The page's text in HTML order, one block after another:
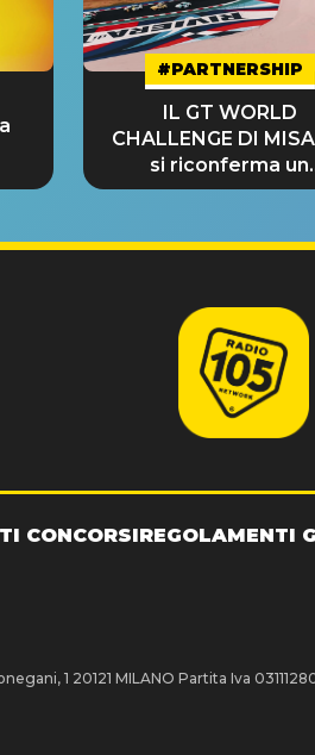
#PARTNERSHIP
IL GT WORLD
CHALLENGE DI
si riconferma un
GRANDE
CONCORSIREGOLAMENTI
1 20121 MILANO Partita Iva